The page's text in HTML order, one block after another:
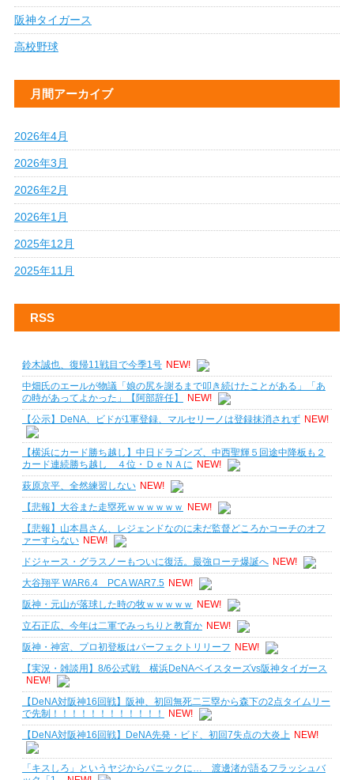
阪神タイガース
高校野球
月間アーカイブ
2026年4月
2026年3月
2026年2月
2026年1月
2025年12月
2025年11月
RSS
鈴木誠也、復帰11戦目で今季1号 NEW!
中畑氏のエールが物議「娘の尻を謝るまで叩き続けたことがある」「あ
の時があってよかった」【阿部辞任】
NEW!
【公示】DeNA、ビドが1軍登録、マルセリーノは登録抹消されず NEW!
【横浜にカード勝ち越し】中日ドラゴンズ、中西聖輝５回途中降板も２
カード連続勝ち越し ４位・ＤｅＮＡに NEW!
萩原京平、全然練習しない NEW!
【悲報】大谷また走塁死ｗｗｗｗｗｗ
NEW!
【悲報】山本昌さん、レジェンドなのに未だ監督どころかコーチのオフ
ァーすらない NEW!
ドジャース・グラスノーもついに復活。最強ローテ爆誕へ NEW!
大谷翔平 WAR6.4 PCA WAR7.5 NEW!
阪神・元山が落球した時の牧ｗｗｗｗｗ
NEW!
立石正広、今年は二軍でみっちりと教育か NEW!
阪神・神宮、プロ初登板はパーフェクトリリーフ NEW!
【実況・雑談用】8/6公式戦 横浜DeNAベイスターズvs阪神タイガース
NEW!
【DeNA対阪神16回戦】阪神、初回無死二三塁から森下の2点タイムリー
で先制！！！！！！！！！！！！
NEW!
【DeNA対阪神16回戦】DeNA先発・ビド、初回7失点の大炎上 NEW!
「キスしろ」というヤジからパニックに… 渡邊渚が語るフラッシュバ